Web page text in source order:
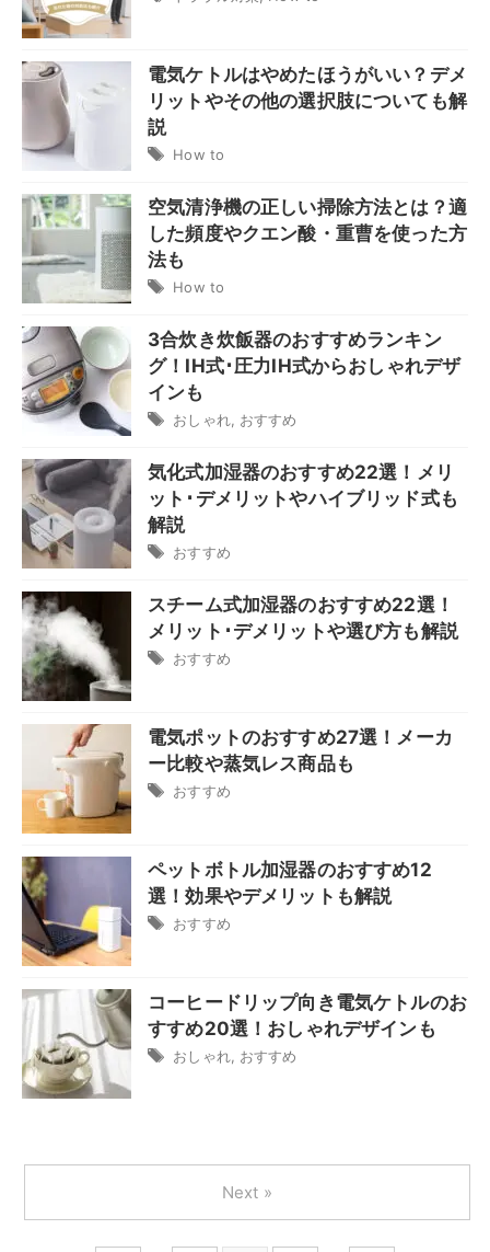
電気ケトルはやめたほうがいい？デメ
リットやその他の選択肢についても解
説
How to
空気清浄機の正しい掃除方法とは？適
した頻度やクエン酸・重曹を使った方
法も
How to
3合炊き炊飯器のおすすめランキン
グ！IH式･圧力IH式からおしゃれデザ
インも
おしゃれ, おすすめ
気化式加湿器のおすすめ22選！メリ
ット･デメリットやハイブリッド式も
解説
おすすめ
スチーム式加湿器のおすすめ22選！
メリット･デメリットや選び方も解説
おすすめ
電気ポットのおすすめ27選！メーカ
ー比較や蒸気レス商品も
おすすめ
ペットボトル加湿器のおすすめ12
選！効果やデメリットも解説
おすすめ
コーヒードリップ向き電気ケトルのお
すすめ20選！おしゃれデザインも
おしゃれ, おすすめ
Next »